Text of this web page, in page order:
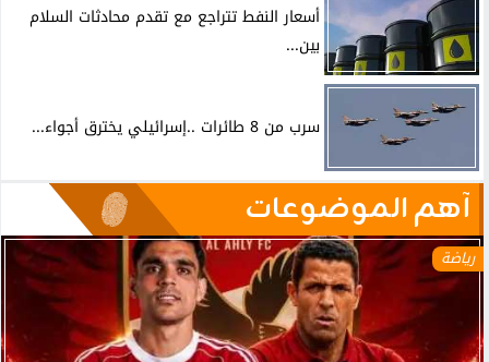
أسعار النفط تتراجع مع تقدم محادثات السلام
بين...
سرب من 8 طائرات ..إسرائيلي يخترق أجواء...
آهم الموضوعات
رياضة